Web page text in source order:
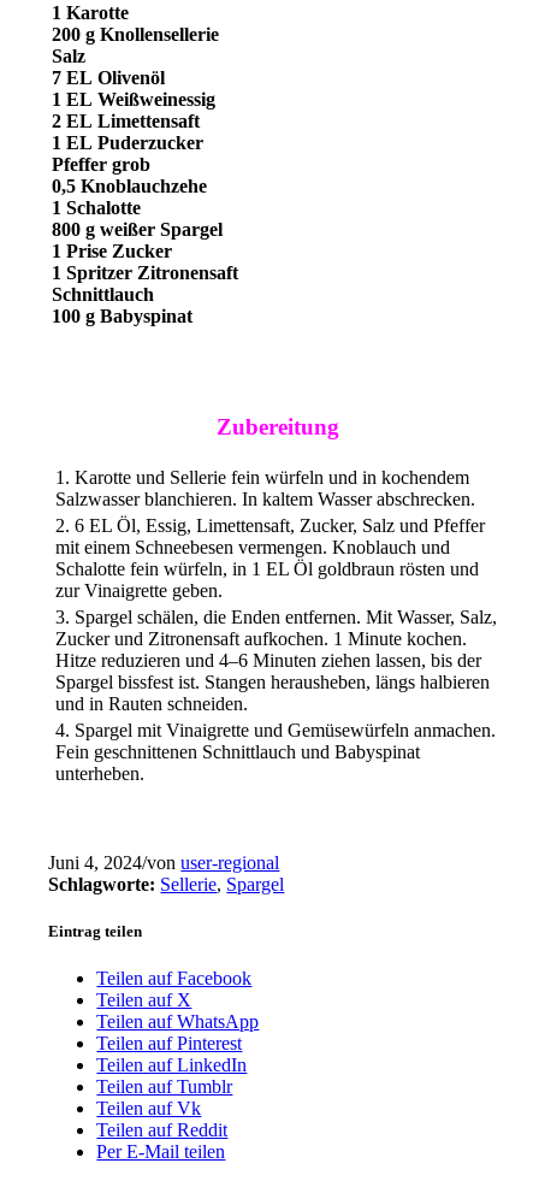
1 Karotte
200 g Knollensellerie
Salz
7 EL Olivenöl
1 EL Weißweinessig
2 ELLimettensaft
1 EL Puderzucker
Pfeffergrob
0,5 Knoblauchzehe
1 Schalotte
800 g weißer Spargel
1 Prise Zucker
1 Spritzer Zitronensaft
Schnittlauch
100 g Babyspinat
Zubereitung
1. Karotte und Sellerie fein würfeln und in kochendem
Salzwasser blanchieren. In kaltem Wasser abschrecken.
2. 6 EL Öl, Essig, Limettensaft, Zucker, Salz und Pfeffer
mit einem Schneebesen vermengen. Knoblauch und
Schalotte fein würfeln, in 1 EL Öl goldbraun rösten und
zur Vinaigrette geben.
3. Spargel schälen, die Enden entfernen. Mit Wasser, Salz,
Zucker und Zitronensaft aufkochen. 1 Minute kochen.
Hitze reduzieren und 4–6 Minuten ziehen lassen, bis der
Spargel bissfest ist. Stangen herausheben, längs halbieren
und in Rauten schneiden.
4. Spargel mit Vinaigrette und Gemüsewürfeln anmachen.
Fein geschnittenen Schnittlauch und Babyspinat
unterheben.
Juni 4, 2024/vonuser-regional
Schlagworte: Sellerie, Spargel
Eintrag teilen
Teilen auf Facebook
Teilen auf X
Teilen auf WhatsApp
Teilen auf Pinterest
Teilen auf LinkedIn
Teilen auf Tumblr
Teilen auf Vk
Teilen auf Reddit
Per E-Mail teilen